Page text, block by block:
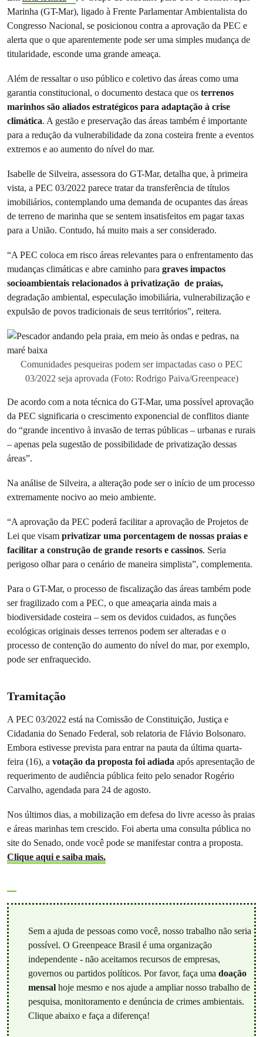
Marinha (GT-Mar), ligado à Frente Parlamentar Ambientalista do
Congresso Nacional, se posicionou contra a aprovação da PEC e
alerta que o que aparentemente pode ser uma simples mudança de
titularidade, esconde uma grande ameaça.
Além de ressaltar o uso público e coletivo das áreas como uma
garantia constitucional, o documento destaca que os terrenos
marinhos são aliados estratégicos para adaptação à crise
climática. A gestão e preservação das áreas também é importante
para a redução da vulnerabilidade da zona costeira frente a eventos
extremos e ao aumento do nível do mar.
Isabelle de Silveira, assessora do GT-Mar, detalha que, à primeira
vista, a PEC 03/2022 parece tratar da transferência de títulos
imobiliários, contemplando uma demanda de ocupantes das áreas
de terreno de marinha que se sentem insatisfeitos em pagar taxas
para a União. Contudo, há muito mais a ser considerado.
“A PEC coloca em risco áreas relevantes para o enfrentamento das
mudanças climáticas e abre caminho para graves impactos
socioambientais relacionados à privatização de praias,
degradação ambiental, especulação imobiliária, vulnerabilização e
expulsão de povos tradicionais de seus territórios”, reitera.
Comunidades pesqueiras podem ser impactadas caso o PEC
03/2022 seja aprovada (Foto: Rodrigo Paiva/Greenpeace)
De acordo com a nota técnica do GT-Mar, uma possível aprovação
da PEC significaria o crescimento exponencial de conflitos diante
do “grande incentivo à invasão de terras públicas – urbanas e rurais
– apenas pela sugestão de possibilidade de privatização dessas
áreas”.
Na análise de Silveira, a alteração pode ser o início de um processo
extremamente nocivo ao meio ambiente.
“A aprovação da PEC poderá facilitar a aprovação de Projetos de
Lei que visam privatizar uma porcentagem de nossas praias e
facilitar a construção de grande resorts e cassinos. Seria
perigoso olhar para o cenário de maneira simplista”, complementa.
Para o GT-Mar, o processo de fiscalização das áreas também pode
ser fragilizado com a PEC, o que ameaçaria ainda mais a
biodiversidade costeira – sem os devidos cuidados, as funções
ecológicas originais desses terrenos podem ser alteradas e o
processo de contenção do aumento do nível do mar, por exemplo,
pode ser enfraquecido.
Tramitação
A PEC 03/2022 está na Comissão de Constituição, Justiça e
Cidadania do Senado Federal, sob relatoria de Flávio Bolsonaro.
Embora estivesse prevista para entrar na pauta da última quarta-
feira (16), a votação da proposta foi adiada após apresentação de
requerimento de audiência pública feito pelo senador Rogério
Carvalho, agendada para 24 de agosto.
Nos últimos dias, a mobilização em defesa do livre acesso às praias
e áreas marinhas tem crescido. Foi aberta uma consulta pública no
site do Senado, onde você pode se manifestar contra a proposta.
Clique aqui e saiba mais.
Sem a ajuda de pessoas como você, nosso trabalho não seria
possível. O Greenpeace Brasil é uma organização
independente - não aceitamos recursos de empresas,
governos ou partidos políticos. Por favor, faça uma doação
mensalhoje mesmo e nos ajude a ampliar nosso trabalho de
pesquisa, monitoramento e denúncia de crimes ambientais.
Clique abaixo e faça a diferença!